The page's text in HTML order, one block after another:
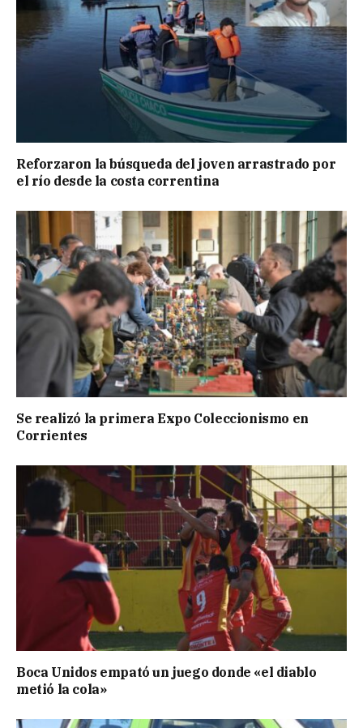
Reforzaron la búsqueda del joven arrastrado por
el río desde la costa correntina
Se realizó la primera Expo Coleccionismo en
Corrientes
Boca Unidos empató un juego donde «el diablo
metió la cola»